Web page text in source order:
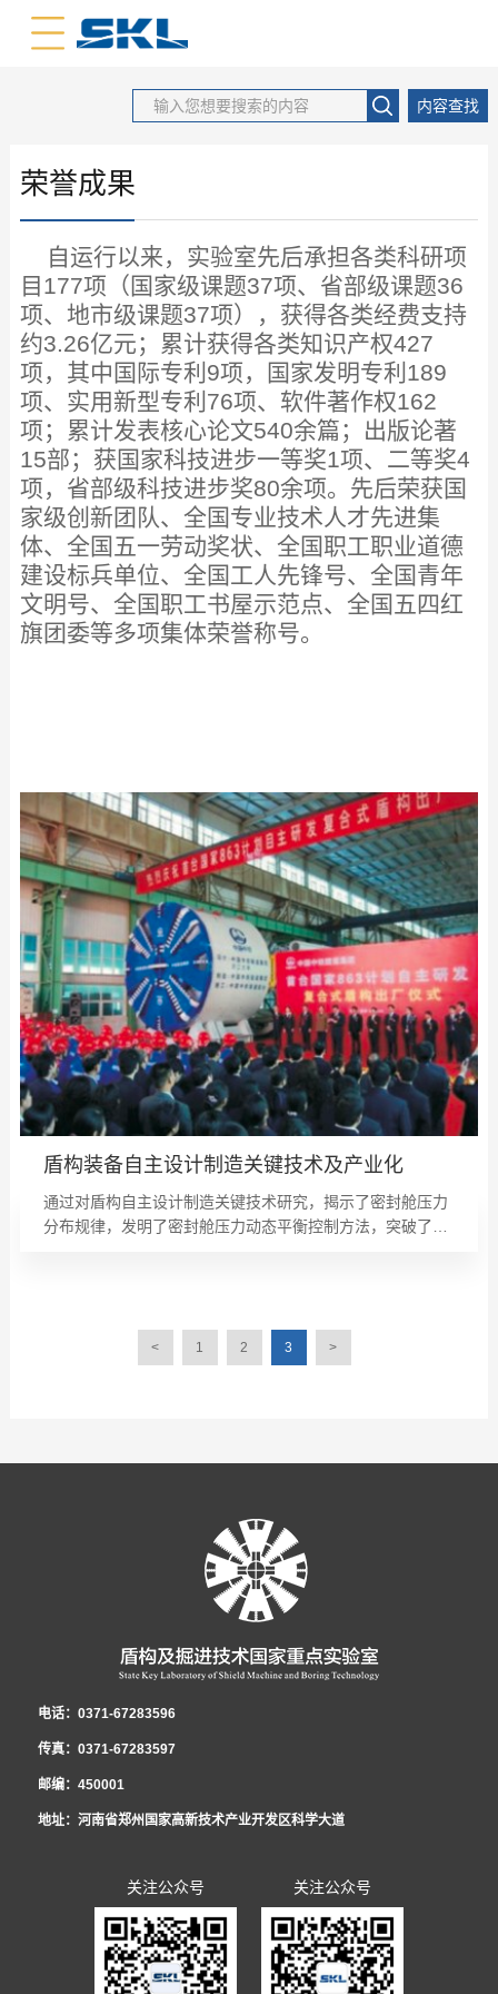
中文版 英文版
内容查找
荣誉成果
自运行以来，实验室先后承担各类科研项
目177项（国家级课题37项、省部级课题36
项、地市级课题37项），获得各类经费支持
约3.26亿元；累计获得各类知识产权427
项，其中国际专利9项，国家发明专利189
项、实用新型专利76项、软件著作权162
项；累计发表核心论文540余篇；出版论著
15部；获国家科技进步一等奖1项、二等奖4
项，省部级科技进步奖80余项。 先后荣获国
家级创新团队、全国专业技术人才先进集
体、全国五一劳动奖状、全国职工职业道德
建设标兵单位、全国工人先锋号、全国青年
文明号、全国职工书屋示范点、全国五四红
旗团委等多项集体荣誉称号。
盾构装备自主设计制造关键技术及产业化
通过对盾构自主设计制造关键技术研究，揭示了密封舱压力
分布规律，发明了密封舱压力动态平衡控制方法，突破了多
方向失准造成盾构掘进偏离设计轴线的难题。获2012年度国
< 1 2 3 >
电话：0371-67283596
传真：0371-67283597
邮编：450001
地址：河南省郑州国家高新技术产业开发区科学大道
关注公众号 关注公众号